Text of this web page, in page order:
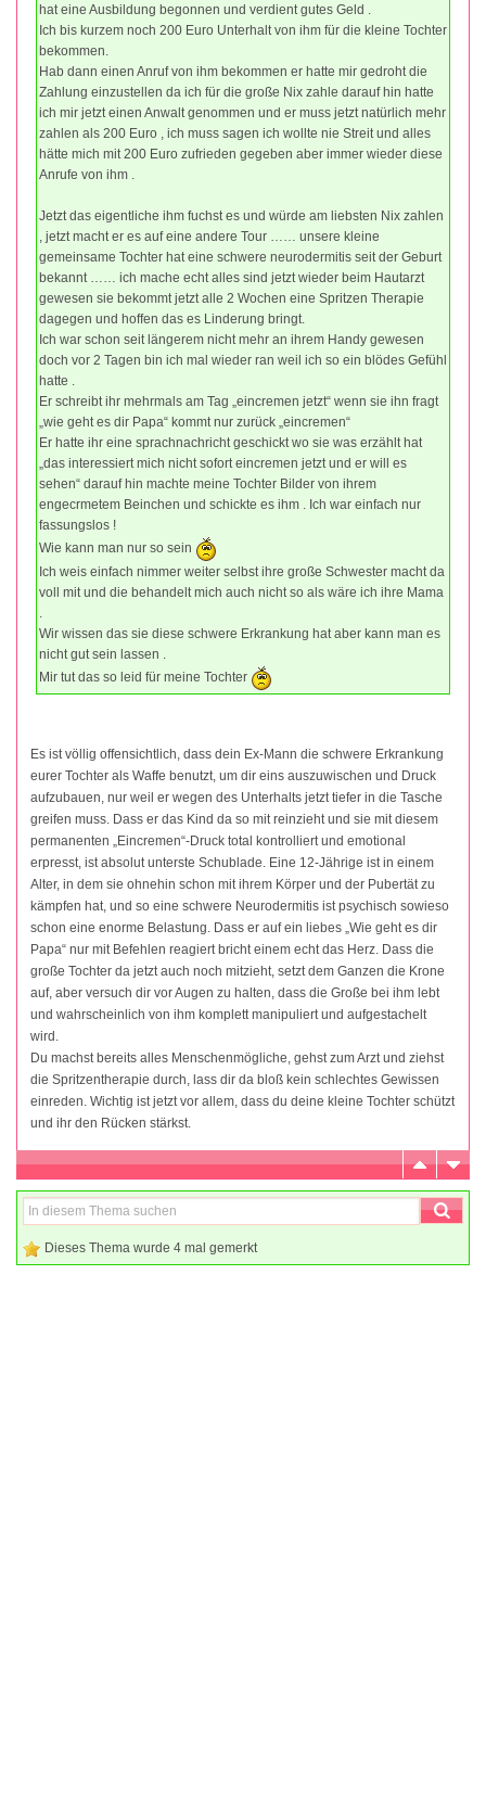
hat eine Ausbildung begonnen und verdient gutes Geld .
Ich bis kurzem noch 200 Euro Unterhalt von ihm für die kleine Tochter
bekommen.
Hab dann einen Anruf von ihm bekommen er hatte mir gedroht die
Zahlung einzustellen da ich für die große Nix zahle darauf hin hatte
ich mir jetzt einen Anwalt genommen und er muss jetzt natürlich mehr
zahlen als 200 Euro , ich muss sagen ich wollte nie Streit und alles
hätte mich mit 200 Euro zufrieden gegeben aber immer wieder diese
Anrufe von ihm .
Jetzt das eigentliche ihm fuchst es und würde am liebsten Nix zahlen
, jetzt macht er es auf eine andere Tour …… unsere kleine
gemeinsame Tochter hat eine schwere neurodermitis seit der Geburt
bekannt …… ich mache echt alles sind jetzt wieder beim Hautarzt
gewesen sie bekommt jetzt alle 2 Wochen eine Spritzen Therapie
dagegen und hoffen das es Linderung bringt.
Ich war schon seit längerem nicht mehr an ihrem Handy gewesen
doch vor 2 Tagen bin ich mal wieder ran weil ich so ein blödes Gefühl
hatte .
Er schreibt ihr mehrmals am Tag „eincremen jetzt“ wenn sie ihn fragt
„wie geht es dir Papa“ kommt nur zurück „eincremen“
Er hatte ihr eine sprachnachricht geschickt wo sie was erzählt hat
„das interessiert mich nicht sofort eincremen jetzt und er will es
sehen“ darauf hin machte meine Tochter Bilder von ihrem
engecrmetem Beinchen und schickte es ihm . Ich war einfach nur
fassungslos !
Wie kann man nur so sein
Ich weis einfach nimmer weiter selbst ihre große Schwester macht da
voll mit und die behandelt mich auch nicht so als wäre ich ihre Mama
Wir wissen das sie diese schwere Erkrankung hat aber kann man es
nicht gut sein lassen .
Mir tut das so leid für meine Tochter
Es ist völlig offensichtlich, dass dein Ex-Mann die schwere Erkrankung
eurer Tochter als Waffe benutzt, um dir eins auszuwischen und Druck
aufzubauen, nur weil er wegen des Unterhalts jetzt tiefer in die Tasche
greifen muss. Dass er das Kind da so mit reinzieht und sie mit diesem
permanenten „Eincremen“-Druck total kontrolliert und emotional
erpresst, ist absolut unterste Schublade. Eine 12-Jährige ist in einem
Alter, in dem sie ohnehin schon mit ihrem Körper und der Pubertät zu
kämpfen hat, und so eine schwere Neurodermitis ist psychisch sowieso
schon eine enorme Belastung. Dass er auf ein liebes „Wie geht es dir
Papa“ nur mit Befehlen reagiert bricht einem echt das Herz. Dass die
große Tochter da jetzt auch noch mitzieht, setzt dem Ganzen die Krone
auf, aber versuch dir vor Augen zu halten, dass die Große bei ihm lebt
und wahrscheinlich von ihm komplett manipuliert und aufgestachelt
wird.
Du machst bereits alles Menschenmögliche, gehst zum Arzt und ziehst
die Spritzentherapie durch, lass dir da bloß kein schlechtes Gewissen
einreden. Wichtig ist jetzt vor allem, dass du deine kleine Tochter schützt
und ihr den Rücken stärkst.
Dieses Thema wurde 4 mal gemerkt